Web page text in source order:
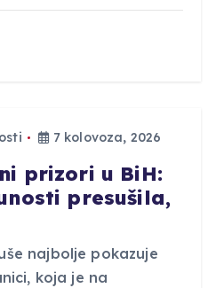
7 kolovoza, 2026
prizori u BiH:
presušila,
najbolje pokazuje
koja je na